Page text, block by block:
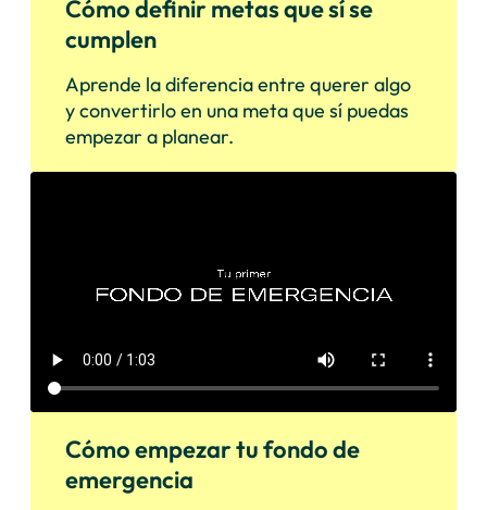
Cómo definir metas que sí se
cumplen
Aprende la diferencia entre querer algo
y convertirlo en una meta que sí puedas
empezar a planear.
Cómo empezar tu fondo de
emergencia